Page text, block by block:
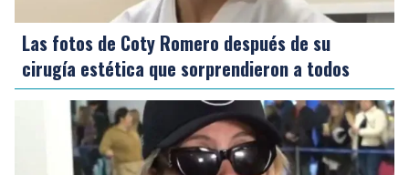
Las fotos de Coty Romero después de su
cirugía estética que sorprendieron a todos